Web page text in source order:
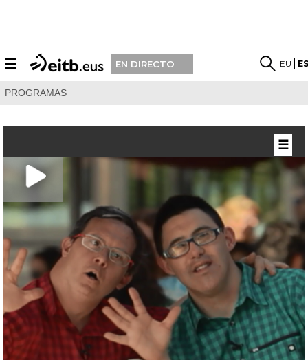
☰ EN DIRECTO EU
PROGRAMAS
☰